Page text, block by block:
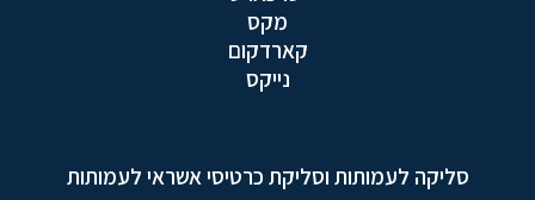
מקס
קארדקום
נייקס
סליקה לעמותות וסליקת כרטיסי אשראי לעמותות